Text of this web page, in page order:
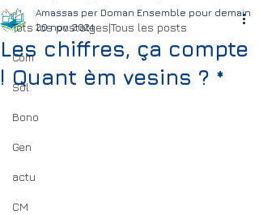
Tots los postatges|Tous les posts
Com
Sol
Bono
Gen
actu
CM
Les chiffres, ça compte
! Quant èm vesins ? *
Amassas per Doman Ensemble pour demain
20 nov. 2024